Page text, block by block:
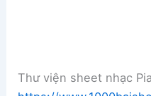
Thư viện sheet nhạc